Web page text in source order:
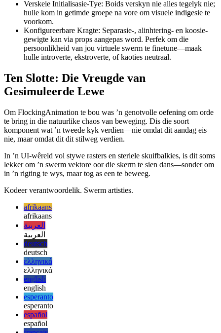
Aanpasbare Swermgrootte: As initialCount nie gestel is nie,
bereken ons dit gebaseer op die houerarea. Want klein skerms
het nie ’n Hitchcock-agtige swerm nodig nie.
Verskeie Initialisasie-Tye: Boids verskyn nie alles tegelyk nie;
hulle kom in getimde groepe na vore om visuele indigesie te
voorkom.
Konfigureerbare Kragte: Separasie-, alinhtering- en koosie-
persoonlikheid van jou virtuele swerm te finetune—maak
hulle introverte, ekstroverte, of kaoties neutraal.
Gesimuleerde Lewe
Om FlockingAnimation te bou was ’n genotvolle oefening om orde
komponent wat ’n tweede kyk verdien—nie omdat dit aandag eis
nie, maar omdat dit dit stilweg verdien.
lekker om ’n swerm vektore oor die skerm te sien dans—sonder om
in ’n rigting te wys, maar tog as een te beweeg.
Kodeer verantwoordelik. Swerm artisties.
afrikaans
afrikaans
العربية
العربية
deutsch
deutsch
ελληνικά
ελληνικά
english
english
esperanto